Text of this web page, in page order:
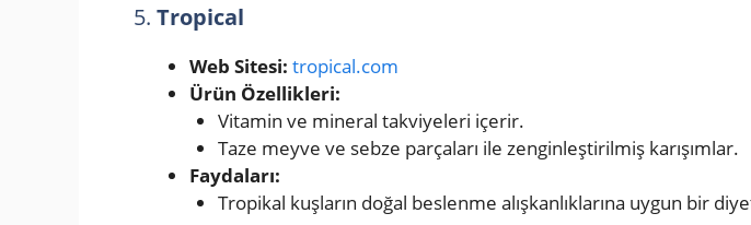
5. Tropical
Web Sitesi: tropical.com
Ürün Özellikleri:
Vitamin ve mineral takviyeleri içerir.
Taze meyve ve sebze parçaları ile zenginleştirilmiş karışımlar.
Faydaları:
Tropikal kuşların doğal beslenme alışkanlıklarına uygun bir